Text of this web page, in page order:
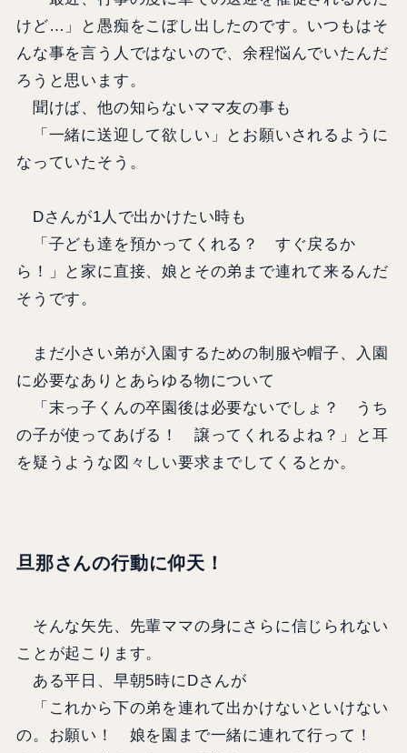
けど…」と愚痴をこぼし出したのです。いつもはそ
んな事を言う人ではないので、余程悩んでいたんだ
ろうと思います。
聞けば、他の知らないママ友の事も
「一緒に送迎して欲しい」とお願いされるように
なっていたそう。
Dさんが1人で出かけたい時も
「子ども達を預かってくれる？ すぐ戻るか
ら！」と家に直接、娘とその弟まで連れて来るんだ
そうです。
まだ小さい弟が入園するための制服や帽子、入園
に必要なありとあらゆる物について
「末っ子くんの卒園後は必要ないでしょ？ うち
の子が使ってあげる！ 譲ってくれるよね？」と耳
を疑うような図々しい要求までしてくるとか。
旦那さんの行動に仰天！
そんな矢先、先輩ママの身にさらに信じられない
ことが起こります。
ある平日、早朝5時にDさんが
「これから下の弟を連れて出かけないといけない
の。お願い！ 娘を園まで一緒に連れて行って！